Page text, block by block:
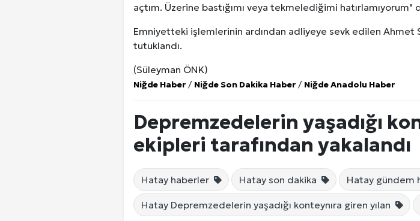
açtım. Üzerine bastığımı veya tekmelediğimi hatırlamıyorum"
Emniyetteki işlemlerinin ardından adliyeye sevk edilen Ahmet
tutuklandı.
(Süleyman ÖNK)
Niğde Haber / Niğde Son Dakika Haber / Niğde Anadolu Haber
Depremzedelerin yaşadığı
ekipleri tarafından yakalandı
Hatay haberler Hatay son dakika Hatay gündem
Hatay Depremzedelerin yaşadığı konteynıra giren yılan